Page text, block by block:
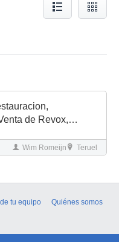
de Revox,
Wim Romeijn Teruel
tu equipo
Quiénes somos